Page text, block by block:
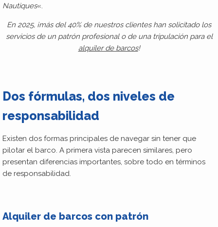
Nautiques«.
En 2025, ¡más del 40% de nuestros clientes han solicitado los
servicios de un patrón profesional o de una tripulación para el
alquiler de barcos!
Dos fórmulas, dos niveles de
responsabilidad
Existen dos formas principales de navegar sin tener que
pilotar el barco. A primera vista parecen similares, pero
presentan diferencias importantes, sobre todo en términos
de responsabilidad.
Alquiler de barcos con patrón